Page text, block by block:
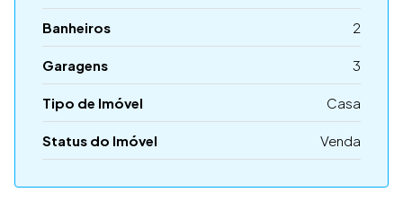
Banheiros 2
Garagens 3
Tipo de Imóvel Casa
Status do Imóvel Venda